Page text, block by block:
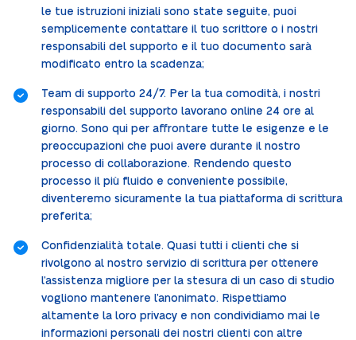
le tue istruzioni iniziali sono state seguite, puoi
semplicemente contattare il tuo scrittore o i nostri
responsabili del supporto e il tuo documento sarà
modificato entro la scadenza;
Team di supporto 24/7. Per la tua comodità, i nostri
responsabili del supporto lavorano online 24 ore al
giorno. Sono qui per affrontare tutte le esigenze e le
preoccupazioni che puoi avere durante il nostro
processo di collaborazione. Rendendo questo
processo il più fluido e conveniente possibile,
diventeremo sicuramente la tua piattaforma di scrittura
preferita;
Confidenzialità totale. Quasi tutti i clienti che si
rivolgono al nostro servizio di scrittura per ottenere
l’assistenza migliore per la stesura di un caso di studio
vogliono mantenere l’anonimato. Rispettiamo
altamente la loro privacy e non condividiamo mai le
informazioni personali dei nostri clienti con altre